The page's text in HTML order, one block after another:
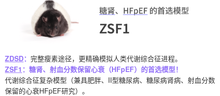
ZDSD： 完整瘦素途径，更精确模拟人类代谢综合征进程。
ZSF1 ：糖肾、射血分数保留心衰（HFpEF）的首选模型！
代谢综合征复杂模型（兼具肥胖、II型糖尿病、糖尿病肾病、射血分数
保留的心衰HFpEF研究）。